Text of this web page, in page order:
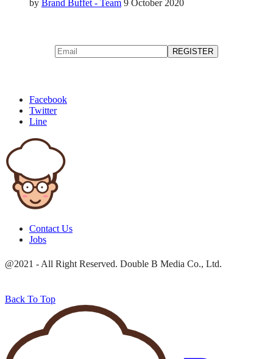
by Brand Buffet - Team 9 October 2020
Facebook
Twitter
Line
Contact Us
Jobs
@2021 - All Right Reserved. Double B Media Co., Ltd.
Back To Top